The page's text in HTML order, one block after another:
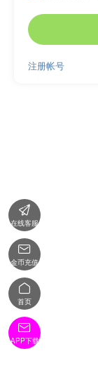
注册帐号

在线客服

金币充值

首页

APP下载